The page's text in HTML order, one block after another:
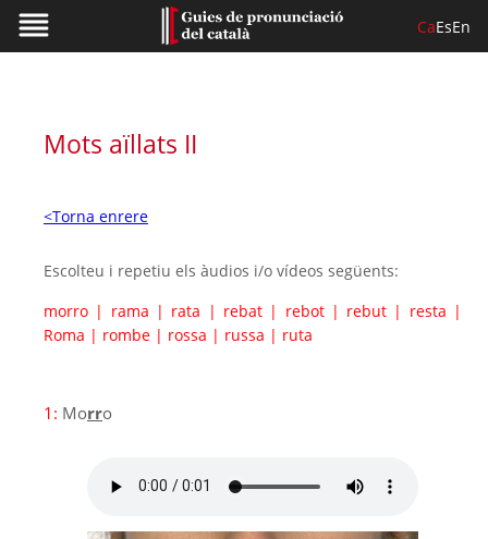
CaEsEn
Mots aïllats II
<Torna enrere
Escolteu i repetiu els àudios i/o vídeos següents:
morro | rama | rata | rebat | rebot | rebut | resta |
Roma | rombe | rossa | russa | ruta
1: Morro